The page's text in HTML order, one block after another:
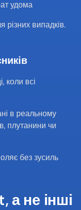
удома
різних випадків.
коли всі
в реальному
плутанини чи
без зусиль
не інші